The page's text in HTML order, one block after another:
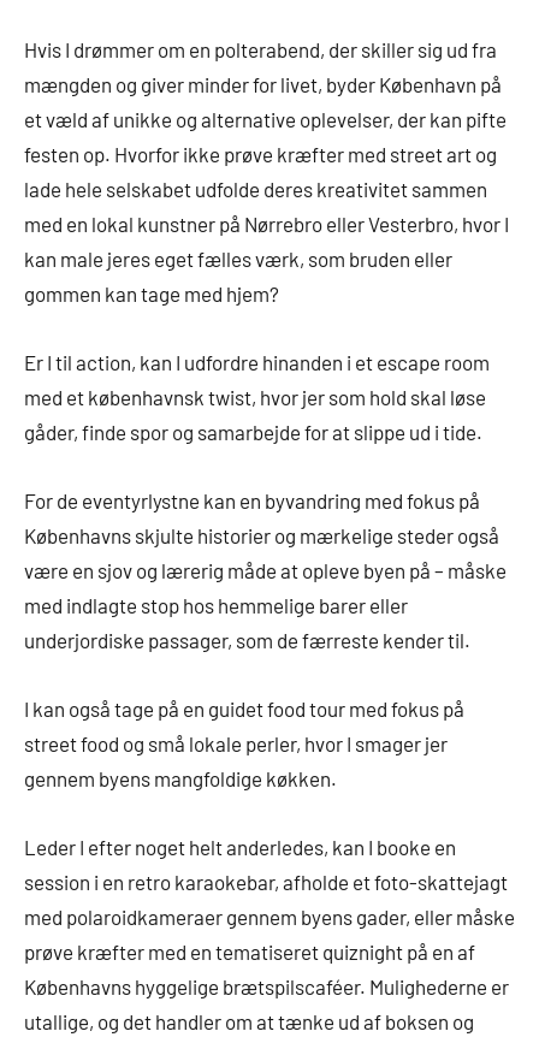
Hvis I drømmer om en polterabend, der skiller sig ud fra
mængden og giver minder for livet, byder København på
et væld af unikke og alternative oplevelser, der kan pifte
festen op. Hvorfor ikke prøve kræfter med street art og
lade hele selskabet udfolde deres kreativitet sammen
med en lokal kunstner på Nørrebro eller Vesterbro, hvor I
kan male jeres eget fælles værk, som bruden eller
gommen kan tage med hjem?
Er I til action, kan I udfordre hinanden i et escape room
med et københavnsk twist, hvor jer som hold skal løse
gåder, finde spor og samarbejde for at slippe ud i tide.
For de eventyrlystne kan en byvandring med fokus på
Københavns skjulte historier og mærkelige steder også
være en sjov og lærerig måde at opleve byen på – måske
med indlagte stop hos hemmelige barer eller
underjordiske passager, som de færreste kender til.
I kan også tage på en guidet food tour med fokus på
street food og små lokale perler, hvor I smager jer
gennem byens mangfoldige køkken.
Leder I efter noget helt anderledes, kan I booke en
session i en retro karaokebar, afholde et foto-skattejagt
med polaroidkameraer gennem byens gader, eller måske
prøve kræfter med en tematiseret quiznight på en af
Københavns hyggelige brætspilscaféer. Mulighederne er
utallige, og det handler om at tænke ud af boksen og